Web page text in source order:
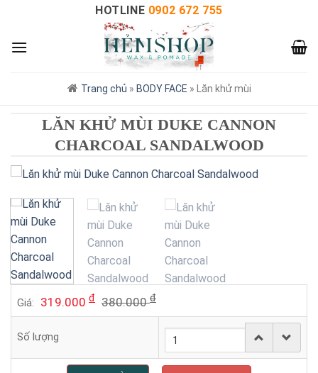
HOTLINE 0902 672 755
Trang chủ » BODY FACE » Lăn khử mùi
LĂN KHỬ MÙI DUKE CANNON
CHARCOAL SANDALWOOD
Giá: 319.000 đ 380.000đ
Số lượng